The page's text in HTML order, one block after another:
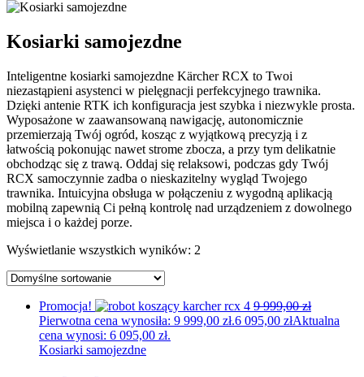
Kosiarki samojezdne
Inteligentne kosiarki samojezdne Kärcher RCX to Twoi
niezastąpieni asystenci w pielęgnacji perfekcyjnego trawnika.
Dzięki antenie RTK ich konfiguracja jest szybka i niezwykle prosta.
Wyposażone w zaawansowaną nawigację, autonomicznie
przemierzają Twój ogród, kosząc z wyjątkową precyzją i z
łatwością pokonując nawet strome zbocza, a przy tym delikatnie
obchodząc się z trawą. Oddaj się relaksowi, podczas gdy Twój
RCX samoczynnie zadba o nieskazitelny wygląd Twojego
trawnika. Intuicyjna obsługa w połączeniu z wygodną aplikacją
mobilną zapewnią Ci pełną kontrolę nad urządzeniem z dowolnego
miejsca i o każdej porze.
Wyświetlanie wszystkich wyników: 2
Promocja! 9 999,00zł
Pierwotna cena wynosiła: 9 999,00 zł.6 095,00 złAktualna
cena wynosi: 6 095,00 zł.
Kosiarki samojezdne